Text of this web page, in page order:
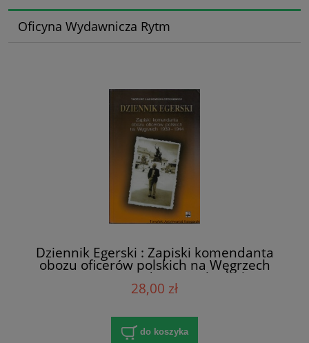
Oficyna Wydawnicza Rytm
Dziennik Egerski : Zapiski komendanta
obozu oficerów polskich na Węgrzech
1939-1944 / Tadeusz Lachowicki-
Czechowicz
28,00 zł
do koszyka